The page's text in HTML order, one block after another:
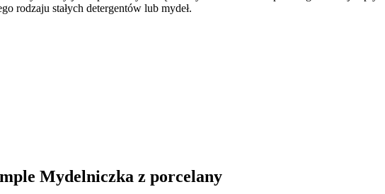
rodzaju stałych detergentów lub mydeł.
Mydelniczka z porcelany